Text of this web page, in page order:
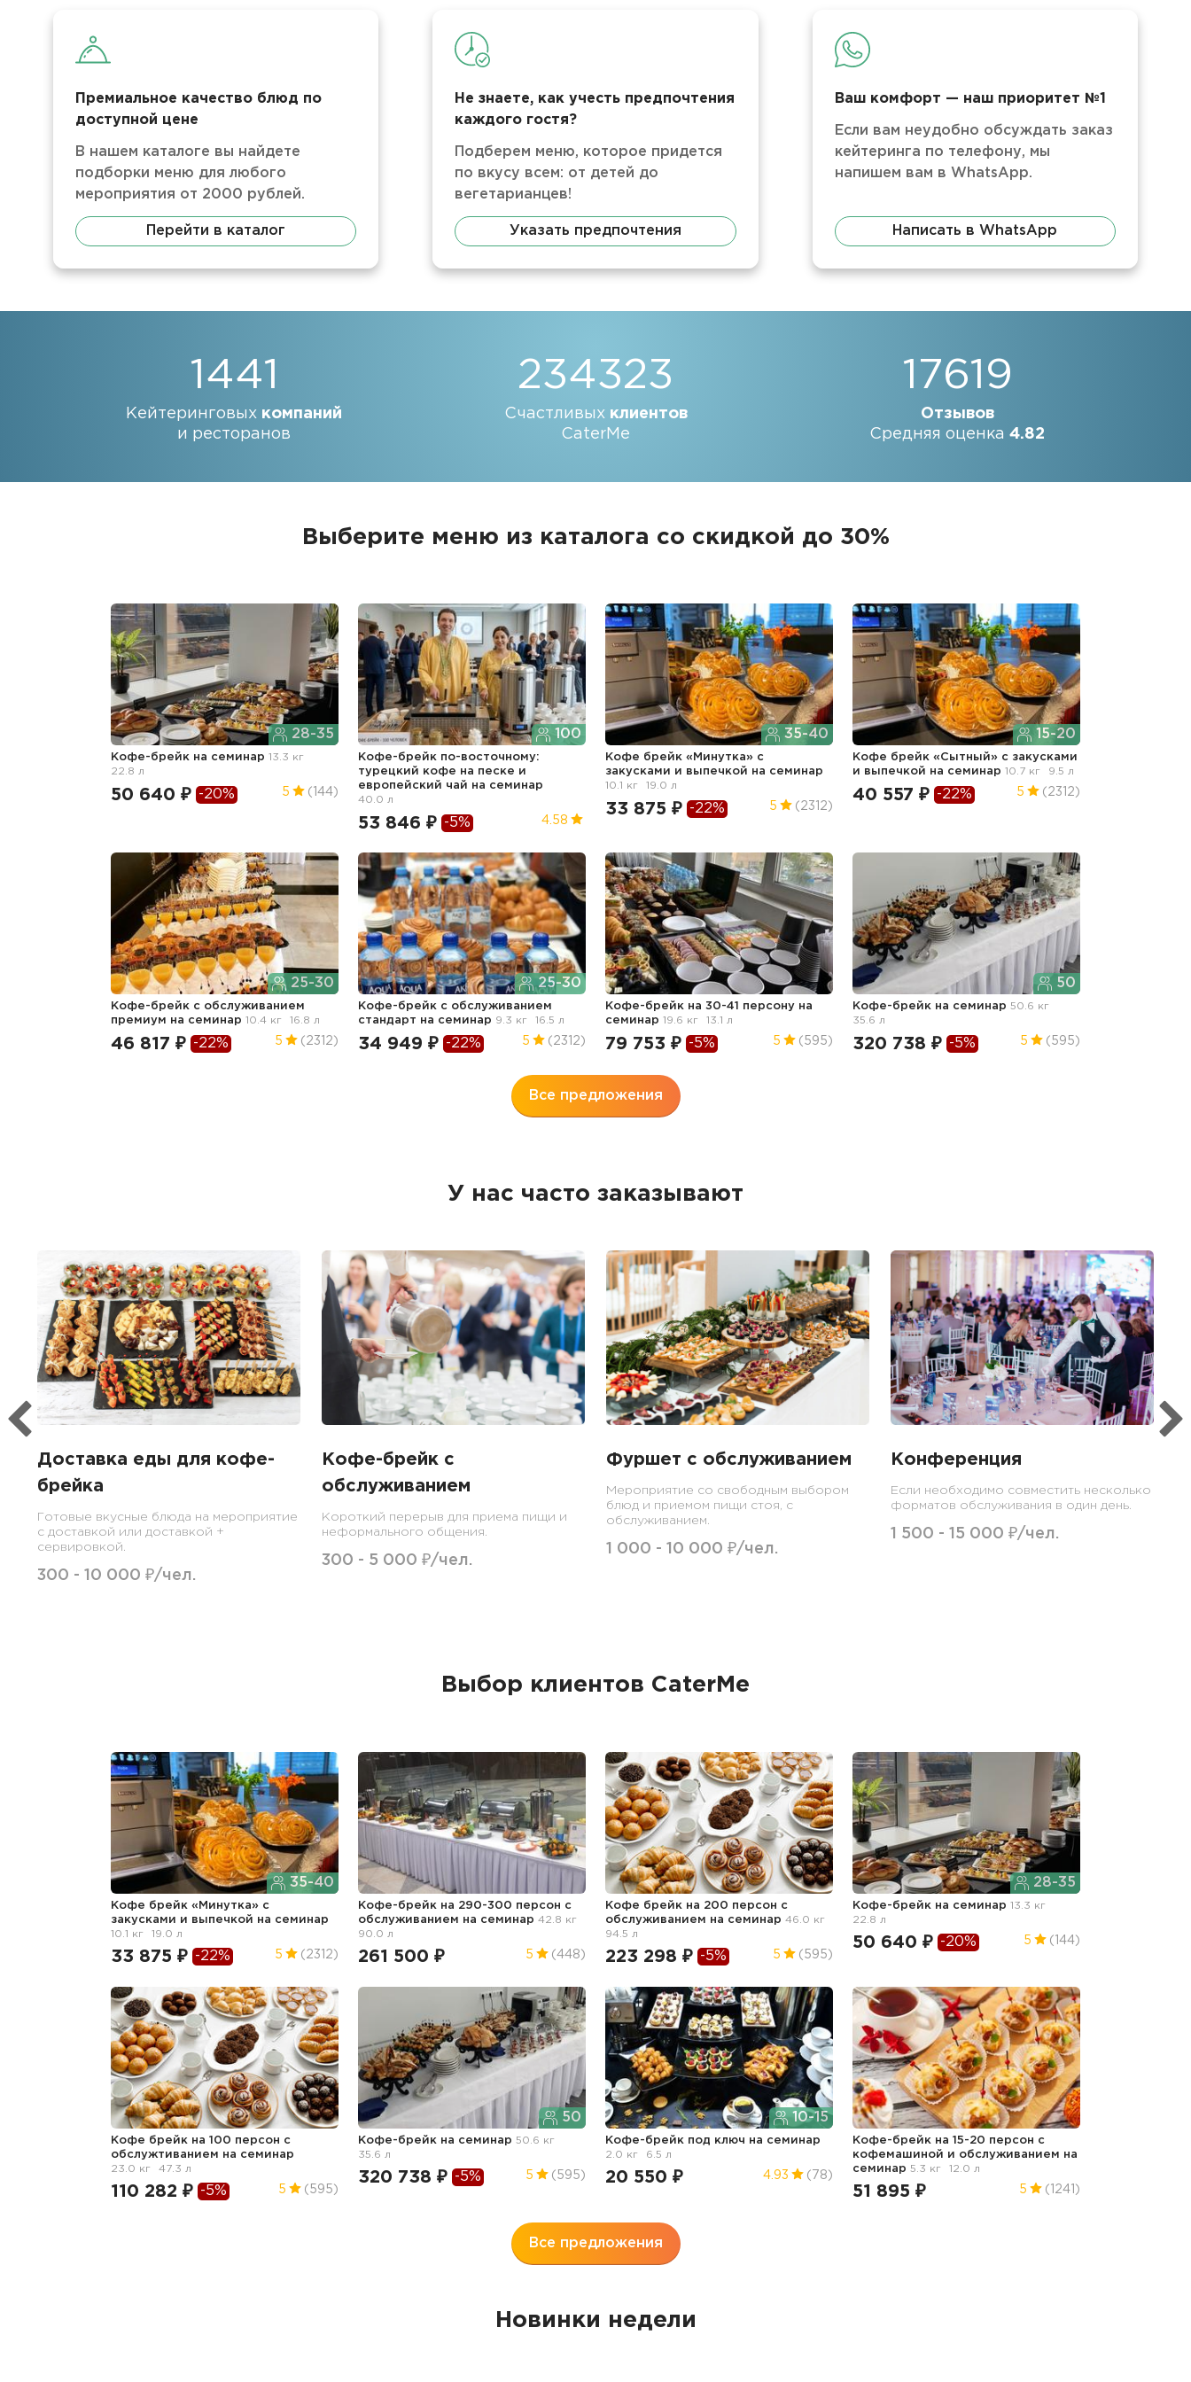
Премиальное качество блюд по
доступной цене
В нашем каталоге вы найдете
подборки меню для любого
мероприятия от 2000 рублей.
Перейти в каталог
Не знаете, как учесть предпочтения
каждого гостя?
Подберем меню, которое придется
по вкусу всем: от детей до
вегетарианцев!
Указать предпочтения
Ваш комфорт — наш приоритет №1
Если вам неудобно обсуждать заказ
кейтеринга по телефону, мы
напишем вам в WhatsApp.
Написать в WhatsApp
1441
Кейтеринговых компаний
и ресторанов
234323
Счастливых клиентов
CaterMe
17619
Отзывов
Средняя оценка 4.82
Выберите меню из каталога со скидкой до 30%
28-35
Кофе-брейк на семинар 13.3 кг
22.8 л
50 640 ₽ -20% 5 (144)
100
Кофе-брейк по-восточному:
турецкий кофе на песке и
европейский чай на семинар
40.0 л
53 846 ₽ -5% 4.58
35-40
Кофе брейк «Минутка» с
закусками и выпечкой на семинар
10.1 кг
19.0 л
33 875 ₽ -22% 5 (2312)
15-20
Кофе брейк «Сытный» с закусками
и выпечкой на семинар 10.7 кг 9.5 л
40 557 ₽ -22% 5 (2312)
25-30
Кофе-брейк с обслуживанием
премиум
на семинар 10.4 кг 16.8 л
46 817 ₽ -22% 5 (2312)
25-30
Кофе-брейк с обслуживанием
стандарт
на семинар 9.3 кг 16.5 л
34 949 ₽ -22% 5 (2312)
Кофе-брейк на 30-41 персону на
семинар
19.6 кг 13.1 л
79 753 ₽ -5% 5 (595)
50
Кофе-брейк на семинар 50.6 кг
35.6 л
320 738 ₽ -5% 5 (595)
Все предложения
У нас часто заказывают
Доставка еды для кофе-
брейка
Готовые вкусные блюда на мероприятие
с доставкой или доставкой +
сервировкой.
300 - 10 000 ₽/чел.
Кофе-брейк c
обслуживанием
Короткий перерыв для приема пищи и
неформального общения.
300 - 5 000 ₽/чел.
Фуршет с обслуживанием
Мероприятие со свободным выбором
блюд и приемом пищи стоя, с
обслуживанием.
1 000 - 10 000 ₽/чел.
Конференция
Если необходимо совместить несколько
форматов обслуживания в один день.
1 500 - 15 000 ₽/чел.
Выбор клиентов CaterMe
35-40
Кофе брейк «Минутка» с
закусками и выпечкой на семинар
10.1 кг
19.0 л
33 875 ₽ -22% 5 (2312)
Кофе-брейк на 290-300 персон с
обслуживанием на семинар 42.8 кг
90.0 л
261 500 ₽ 5 (448)
Кофе брейк на 200 персон с
обслуживанием на семинар 46.0 кг
94.5 л
223 298 ₽ -5% 5 (595)
28-35
Кофе-брейк на семинар 13.3 кг
22.8 л
50 640 ₽ -20% 5 (144)
Кофе брейк на 100 персон с
обслужтиванием на семинар
23.0 кг
47.3 л
110 282 ₽ -5% 5 (595)
50
Кофе-брейк на семинар 50.6 кг
35.6 л
320 738 ₽ -5% 5 (595)
10-15
Кофе-брейк под ключ на семинар
2.0 кг
6.5 л
20 550 ₽ 4.93 (78)
Кофе-брейк на 15-20 персон с
кофемашиной и обслуживанием на
семинар 5.3 кг 12.0 л
51 895 ₽ 5 (1241)
Все предложения
Новинки недели